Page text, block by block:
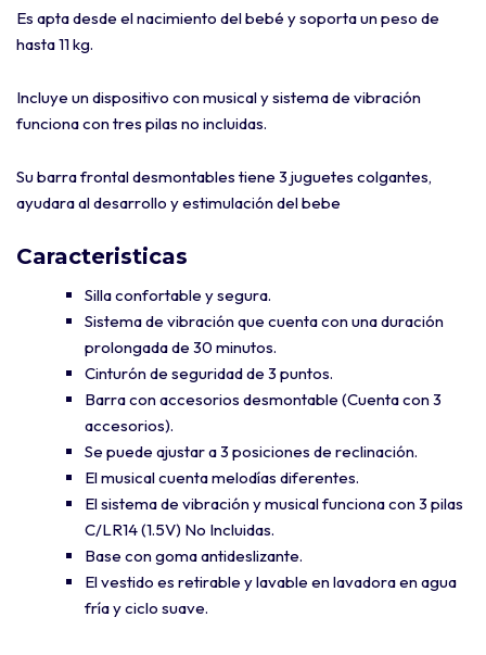
Es apta desde el nacimiento del bebé y soporta un peso de
hasta 11 kg.
Incluye un dispositivo con musical y sistema de vibración
funciona con tres pilas no incluidas.
Su barra frontal desmontables tiene 3 juguetes colgantes,
ayudara al desarrollo y estimulación del bebe
Caracteristicas
Silla confortable y segura.
Sistema de vibración que cuenta con una duración
prolongada de 30 minutos.
Cinturón de seguridad de 3 puntos.
Barra con accesorios desmontable (Cuenta con 3
accesorios).
Se puede ajustar a 3 posiciones de reclinación.
El musical cuenta melodías diferentes.
El sistema de vibración y musical funciona con 3 pilas
C/LR14 (1.5V) No Incluidas.
Base con goma antideslizante.
El vestido es retirable y lavable en lavadora en agua
fría y ciclo suave.